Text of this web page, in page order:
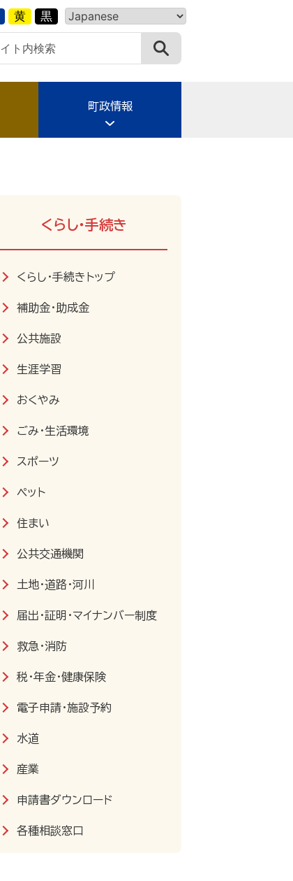
黄 黒
町政情報
くらし・手続き
くらし・手続きトップ
補助金・助成金
公共施設
生涯学習
おくやみ
ごみ・生活環境
スポーツ
ペット
住まい
公共交通機関
土地・道路・河川
届出・証明・マイナンバー制度
救急・消防
税・年金・健康保険
電子申請・施設予約
水道
産業
申請書ダウンロード
各種相談窓口